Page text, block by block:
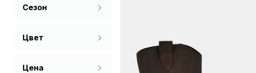
Аутлет
Сезон
Зима
Цвет
Цена